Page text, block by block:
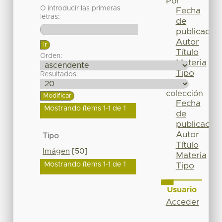
O introducir las primeras
letras:
Orden:
Resultados:
Mostrando ítems 1-1 de 1
Tipo
Imágen [50]
Mostrando ítems 1-1 de 1
Fecha
de
publicación
Autor
Título
Materia
Tipo
colección
Fecha
de
publicación
Autor
Título
Materia
Tipo
Usuario
Acceder